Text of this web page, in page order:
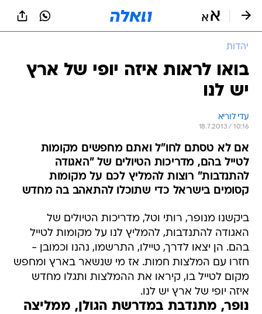
יהדות
בואו לראות איזה יופי של ארץ
יש לנו
עדי לוריא
18.7.2013 / 10:16
אם לא טסתם לחו"ל ואתם מחפשים מקומות
לטייל בהם, מדריכות הטיולים של "האגודה
להתנדבות" רוצות להמליץ לכם על מקומות
קסומים בישראל כדי שתוכלו להתאהב בה מחדש
ביקשנו מנופר, רותי וטל, מדריכות הטיולים של
האגודה להתנדבות, להמליץ לנו על מקומות לטייל
בהם. הן יצאו לדרך, טיילו, התרשמו, נהנו וכמובן -
חזרו עם המלצות חמות. אז מי שנשאר בארץ ומחפש
מקום לטייל בו, קיראו את ההמלצות ותגלו מחדש
איזה יופי של ארץ יש לנו.
נופר, מתנדבת במדרשת הגולן, ממליצה